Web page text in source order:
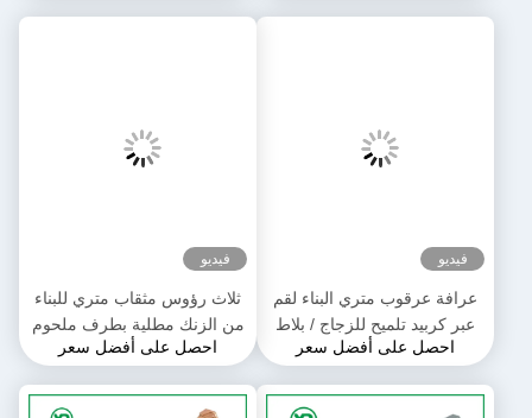
فيديو
عرافة عرقوب متري البناء لقم
عبر كربيد تلميح للزجاج / بلاط
السيراميك
احصل على أفضل سعر
فيديو
ثلاث رؤوس مثقاب متري للبناء
من الزنك مطلية بطرف ملحوم
آليًا
احصل على أفضل سعر